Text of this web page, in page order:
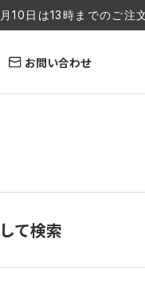
日は13時までのご注
お問い合わせ
て検索